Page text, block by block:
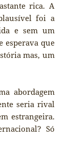
rica. A
foi a
e sem um
esperava que
mas, um
abordagem
seria rival
estrangeira.
Só